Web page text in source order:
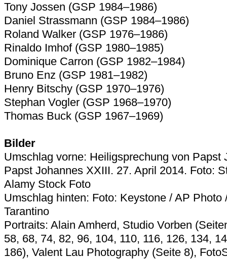
Tony Jossen (GSP 1984–1986)
Daniel Strassmann (GSP 1984–1986)
Roland Walker (GSP 1976–1986)
Rinaldo Imhof (GSP 1980–1985)
Dominique Carron (GSP 1982–1984)
Bruno Enz (GSP 1981–1982)
Henry Bitschy (GSP 1970–1976)
Stephan Vogler (GSP 1968–1970)
Thomas Buck (GSP 1967–1969)
Bilder
Umschlag vorne: Heiligsprechung von Papst
Papst Johannes XXIII. 27. April 2014. Foto:
Alamy Stock Foto
Umschlag hinten: Foto: Keystone / AP Photo
Tarantino
Portraits: Alain Amherd, Studio Vorben
58, 68, 74, 82, 96, 104, 110, 116, 126, 134,
186), Valent Lau Photography (Seite 8),